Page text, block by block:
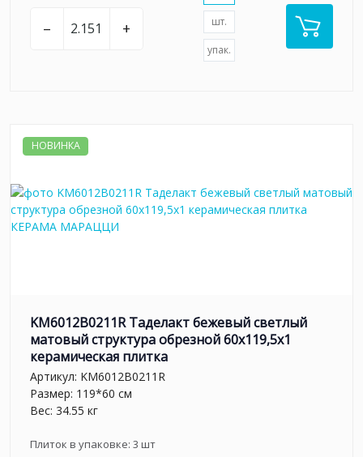
– + шт.
упак.
НОВИНКА
KM6012B0211R Таделакт бежевый светлый
матовый структура обрезной 60x119,5x1
керамическая плитка
Артикул: KM6012B0211R
Размер: 119*60 см
Вес: 34.55 кг
Плиток в упаковке: 3 шт